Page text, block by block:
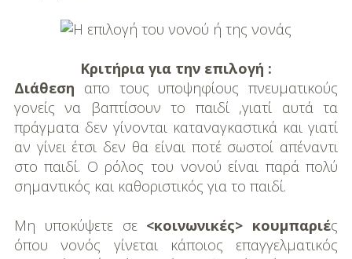
DIY
Διατροφή-Συνταγές
Συνταγές
Συμβουλές
Υγεία – Ψυχολογία
Κριτήρια για την επιλογή :
Διάθεση απο τους υποψηφίους πνευματικούς
γονείς να βαπτίσουν το παιδί ,γιατί αυτά τα
πράγματα δεν γίνονται καταναγκαστικά και γιατί
αν γίνει έτσι δεν θα είναι ποτέ σωστοί απέναντι
στο παιδί. Ο ρόλος του νονού είναι παρά πολύ
σημαντικός και καθοριστικός για το παιδί.
Μη υποκύψετε σε <κοινωνικές> κουμπαριές
όπου νονός γίνεται κάποιος επαγγελματικός